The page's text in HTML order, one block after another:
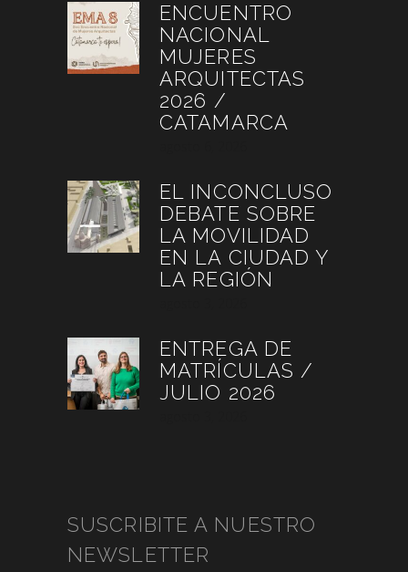
ENCUENTRO
NACIONAL
MUJERES
ARQUITECTAS
2026 /
CATAMARCA
EL INCONCLUSO
DEBATE SOBRE
LA MOVILIDAD
EN LA CIUDAD Y
LA REGIÓN
ENTREGA DE
MATRÍCULAS /
JULIO 2026
SUSCRIBITE A NUESTRO
NEWSLETTER